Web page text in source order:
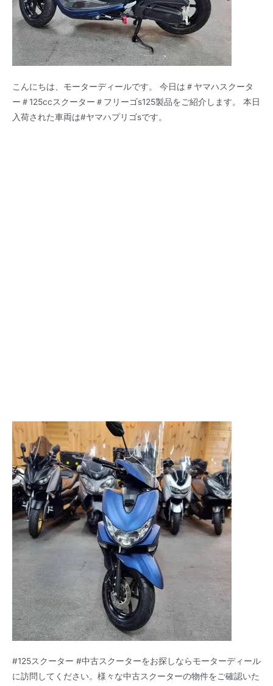
こんにちは、モーターディールです。 今日は＃ヤマハスクータ
ー＃125ccスクーター＃フリーゴs125製品をご紹介します。 本日
入荷された車両は#ヤマハプリゴsです。
#125スクーター #中古スクーターをお探しならモーターディール
に訪問してください。様々な中古スクーターの物件をご確認いた